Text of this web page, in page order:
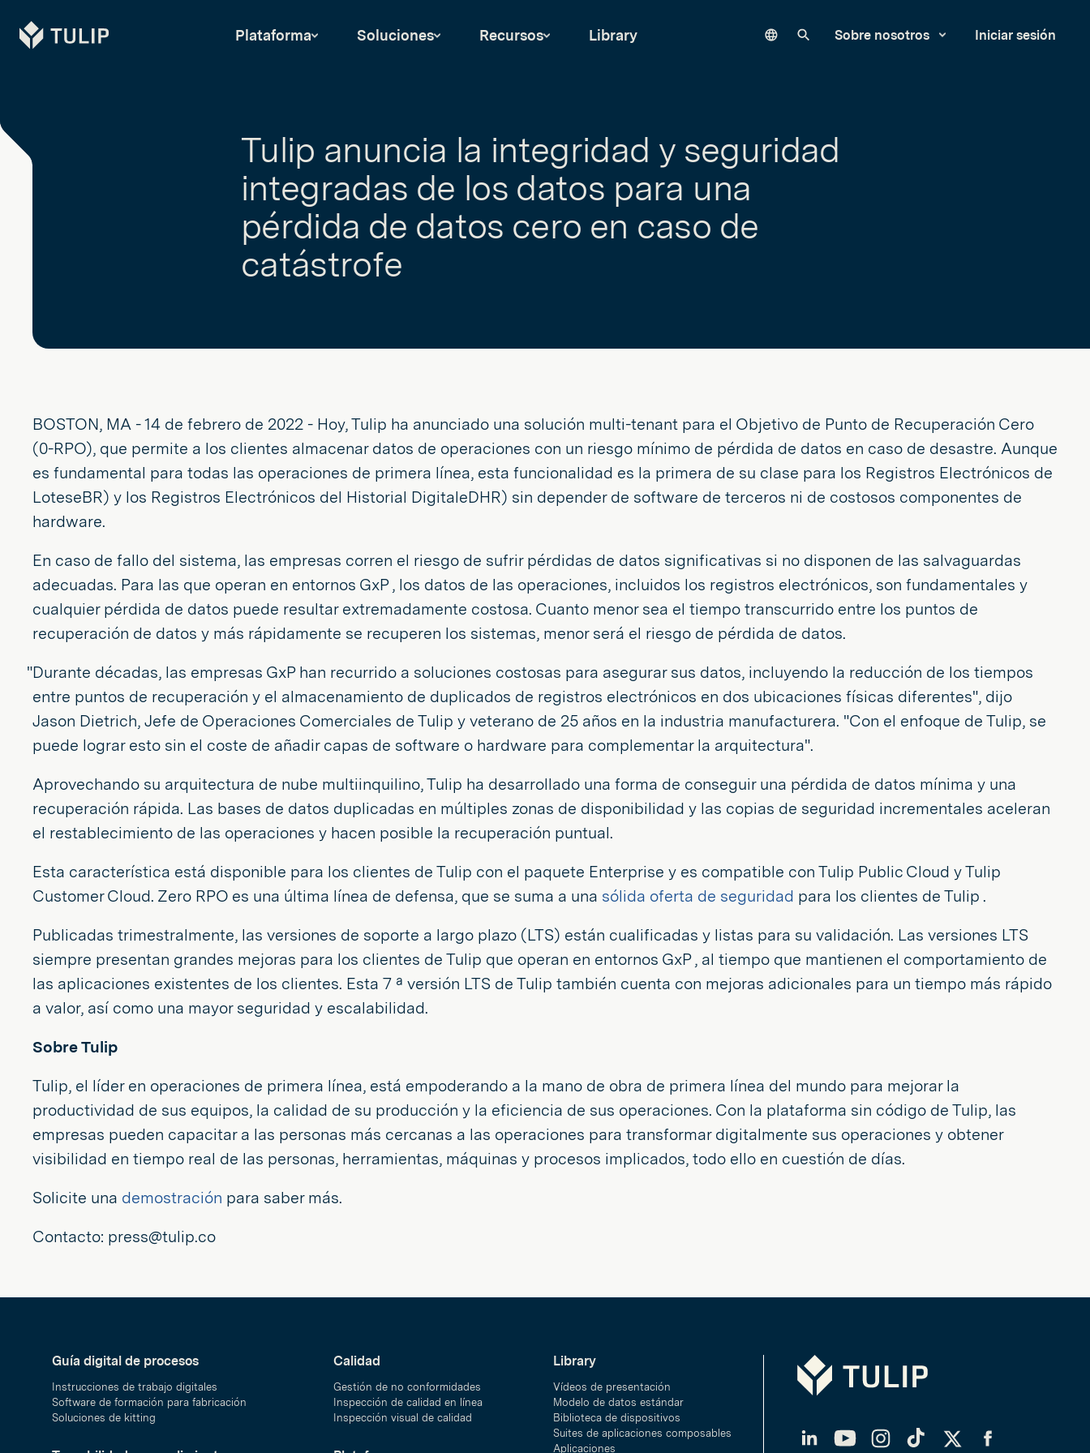
Tulip Plataforma Soluciones Recursos Library LanguageBuscar en nuestro sitio
Sobre nosotros Iniciar sesión
Tulip anuncia la integridad y seguridad
integradas de los datos para una
pérdida de datos cero en caso de
catástrofe
BOSTON, MA - 14 de febrero de 2022 - Hoy, Tulip ha anunciado una solución multi-tenant para el Objetivo de Punto de Recuperación Cero
(0-RPO), que permite a los clientes almacenar datos de operaciones con un riesgo mínimo de pérdida de datos en caso de desastre. Aunque
es fundamental para todas las operaciones de primera línea, esta funcionalidad es la primera de su clase para los Registros Electrónicos de
LoteseBR) y los Registros Electrónicos del Historial DigitaleDHR) sin depender de software de terceros ni de costosos componentes de
hardware.
En caso de fallo del sistema, las empresas corren el riesgo de sufrir pérdidas de datos significativas si no disponen de las salvaguardas
adecuadas. Para las que operan en entornos GxP , los datos de las operaciones, incluidos los registros electrónicos, son fundamentales y
cualquier pérdida de datos puede resultar extremadamente costosa. Cuanto menor sea el tiempo transcurrido entre los puntos de
recuperación de datos y más rápidamente se recuperen los sistemas, menor será el riesgo de pérdida de datos.
"Durante décadas, las empresas GxP han recurrido a soluciones costosas para asegurar sus datos, incluyendo la reducción de los tiempos
entre puntos de recuperación y el almacenamiento de duplicados de registros electrónicos en dos ubicaciones físicas diferentes", dijo
Jason Dietrich, Jefe de Operaciones Comerciales de Tulip y veterano de 25 años en la industria manufacturera. "Con el enfoque de Tulip, se
puede lograr esto sin el coste de añadir capas de software o hardware para complementar la arquitectura".
Aprovechando su arquitectura de nube multiinquilino, Tulip ha desarrollado una forma de conseguir una pérdida de datos mínima y una
recuperación rápida. Las bases de datos duplicadas en múltiples zonas de disponibilidad y las copias de seguridad incrementales aceleran
el restablecimiento de las operaciones y hacen posible la recuperación puntual.
Esta característica está disponible para los clientes de Tulip con el paquete Enterprise y es compatible con Tulip Public Cloud y Tulip
Customer Cloud. Zero RPO es una última línea de defensa, que se suma a una sólida oferta de seguridad para los clientes de Tulip .
Publicadas trimestralmente, las versiones de soporte a largo plazo (LTS) están cualificadas y listas para su validación. Las versiones LTS
siempre presentan grandes mejoras para los clientes de Tulip que operan en entornos GxP , al tiempo que mantienen el comportamiento de
las aplicaciones existentes de los clientes. Esta 7 ª versión LTS de Tulip también cuenta con mejoras adicionales para un tiempo más rápido
a valor, así como una mayor seguridad y escalabilidad.
Sobre Tulip
Tulip, el líder en operaciones de primera línea, está empoderando a la mano de obra de primera línea del mundo para mejorar la
productividad de sus equipos, la calidad de su producción y la eficiencia de sus operaciones. Con la plataforma sin código de Tulip, las
empresas pueden capacitar a las personas más cercanas a las operaciones para transformar digitalmente sus operaciones y obtener
visibilidad en tiempo real de las personas, herramientas, máquinas y procesos implicados, todo ello en cuestión de días.
Solicite una demostración para saber más.
Contacto: press@tulip.co
Guía digital de procesos
Instrucciones de trabajo digitales
Software de formación para fabricación
Soluciones de kitting
Calidad
Gestión de no conformidades
Inspección de calidad en línea
Inspección visual de calidad
Library
Vídeos de presentación
Modelo de datos estándar
Biblioteca de dispositivos
Suites de aplicaciones composables
Aplicaciones
Tulip
LinkedInYouTubeInstagramTikTokTwitterFacebook